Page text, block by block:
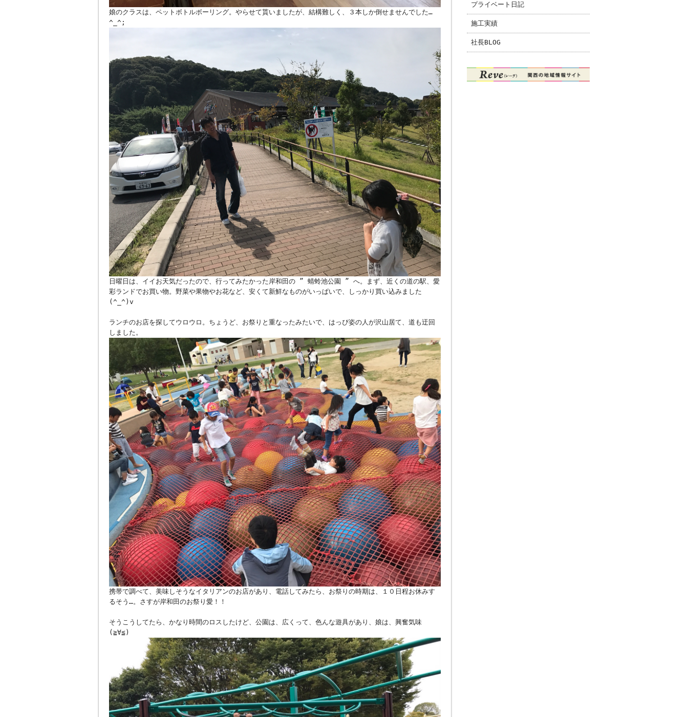
娘のクラスは、ペットボトルボーリング。やらせて貰いましたが、結構難しく、３本しか倒せませんでした…
^_^;
日曜日は、イイお天気だったので、行ってみたかった岸和田の ” 蜻蛉池公園 ” へ。まず、近くの道の駅、愛
彩ランドでお買い物。野菜や果物やお花など、安くて新鮮なものがいっぱいで、しっかり買い込みました
(^_^)v
ランチのお店を探してウロウロ。ちょうど、お祭りと重なったみたいで、はっぴ姿の人が沢山居て、道も迂回
しました。
携帯で調べて、美味しそうなイタリアンのお店があり、電話してみたら、お祭りの時期は、１０日程お休みす
るそう…。さすが岸和田のお祭り愛！！
そうこうしてたら、かなり時間のロスしたけど、公園は、広くって、色んな遊具があり、娘は、興奮気味
(≧∀≦)
プライベート日記
施工実績
社長BLOG